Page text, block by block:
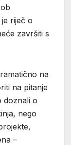
riječ o
završiti s
na
na pitanje
doznali o
nego
–